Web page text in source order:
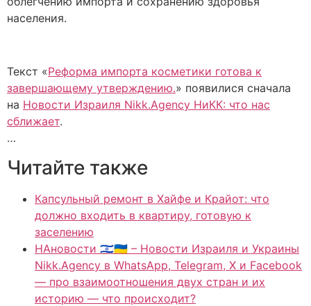
населения.
Текст «Реформа импорта косметики готова к
завершающему утверждению.» появилися сначала
на Новости Израиля Nikk.Agency НиКК: что нас
сближает.
…
Читайте также
Капсульный ремонт в Хайфе и Крайот: что
должно входить в квартиру, готовую к
заселению
НАновости 🇮🇱🇺🇦 – Новости Израиля и Украины
Nikk.Agency в WhatsApp, Telegram, X и Facebook
— про взаимоотношения двух стран и их
историю — что происходит?